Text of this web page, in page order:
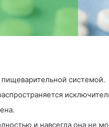
системой.
и навсегда она не